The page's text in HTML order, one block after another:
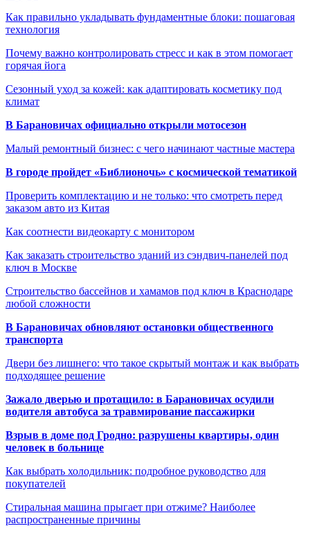
Как правильно укладывать фундаментные блоки: пошаговая
технология
Почему важно контролировать стресс и как в этом помогает
горячая йога
Сезонный уход за кожей: как адаптировать косметику под
климат
В Барановичах официально открыли мотосезон
Малый ремонтный бизнес: с чего начинают частные мастера
В городе пройдет «Библионочь» с космической тематикой
Проверить комплектацию и не только: что смотреть перед
заказом авто из Китая
Как соотнести видеокарту с монитором
Как заказать строительство зданий из сэндвич-панелей под
ключ в Москве
Строительство бассейнов и хамамов под ключ в Краснодаре
любой сложности
В Барановичах обновляют остановки общественного
транспорта
Двери без лишнего: что такое скрытый монтаж и как выбрать
подходящее решение
Зажало дверью и протащило: в Барановичах осудили
водителя автобуса за травмирование пассажирки
Взрыв в доме под Гродно: разрушены квартиры, один
человек в больнице
Как выбрать холодильник: подробное руководство для
покупателей
Стиральная машина прыгает при отжиме? Наиболее
распространенные причины